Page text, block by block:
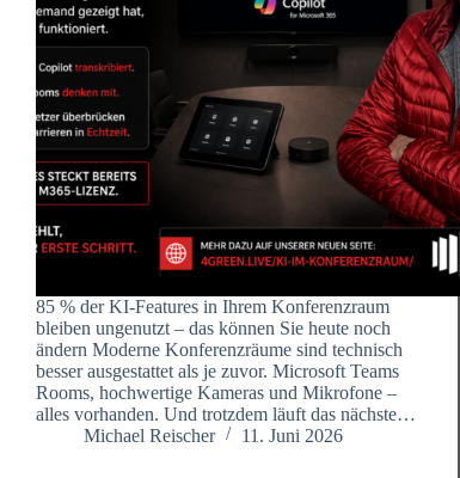
85 % der KI-Features in Ihrem Konferenzraum
bleiben ungenutzt – das können Sie heute noch
ändern Moderne Konferenzräume sind technisch
besser ausgestattet als je zuvor. Microsoft Teams
Rooms, hochwertige Kameras und Mikrofone –
alles vorhanden. Und trotzdem läuft das nächste…
Michael Reischer
11. Juni 2026